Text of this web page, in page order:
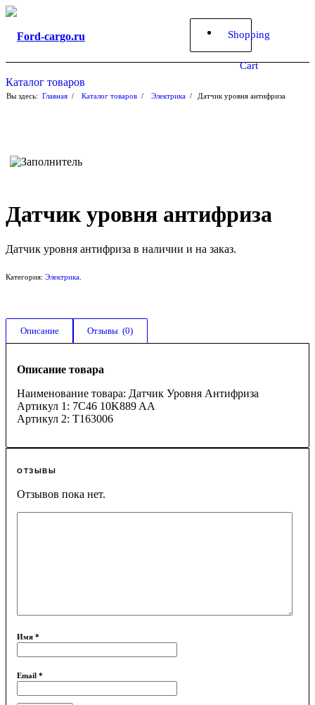
Shopping
Cart
Каталог товаров
Вы здесь: Главная / Каталог товаров / Электрика / Датчик уровня антифриза
Датчик уровня антифриза
Датчик уровня антифриза в наличии и на заказ.
Категория: Электрика
Описание Отзывы  (0)
Описание товара
Наименование товара: Датчик Уровня Антифриза
Артикул 1: 7C46 10K889 AA
Артикул 2: T163006
ОТЗЫВЫ
Отзывов пока нет.
Имя *
Email *